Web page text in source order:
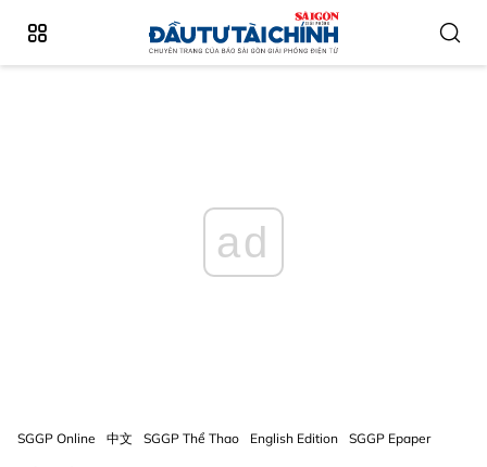
ad
SGGP Online 中文 SGGP Thể Thao English Edition SGGP Epaper